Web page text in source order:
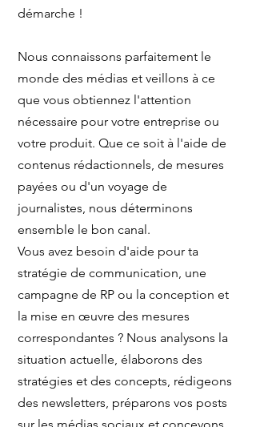
démarche !
Nous connaissons parfaitement le
monde des médias et veillons à ce
que vous obtiennez l'attention
nécessaire pour votre entreprise ou
votre produit. Que ce soit à l'aide de
contenus rédactionnels, de mesures
payées ou d'un voyage de
journalistes, nous déterminons
ensemble le bon canal.
Vous avez besoin d'aide pour ta
stratégie de communication, une
campagne de RP ou la conception et
la mise en œuvre des mesures
correspondantes ? Nous analysons la
situation actuelle, élaborons des
stratégies et des concepts, rédigeons
des newsletters, préparons vos posts